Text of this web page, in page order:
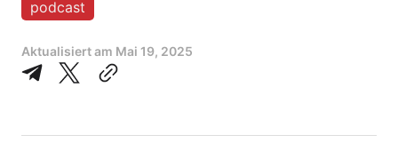
podcast
Aktualisiert am Mai 19, 2025